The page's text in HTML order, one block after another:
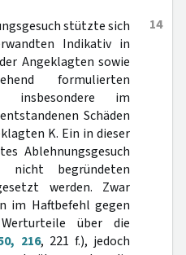
14
stützte sich
Indikativ in
Angeklagten sowie
formulierten
insbesondere im
Schäden
K. Ein in dieser
Ablehnungsgesuch
begründeten
werden. Zwar
im Haftbefehl gegen
über die
216, 221 f.), jedoch